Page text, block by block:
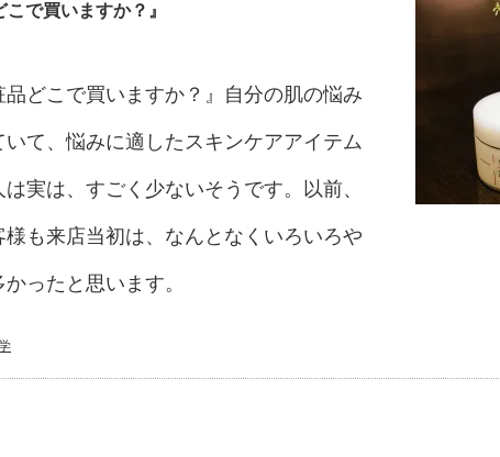
こで買いますか？』
どこで買いますか？』自分の肌の悩み
て、悩みに適したスキンケアアイテム
実は、すごく少ないそうです。以前、
も来店当初は、なんとなくいろいろや
ったと思います。